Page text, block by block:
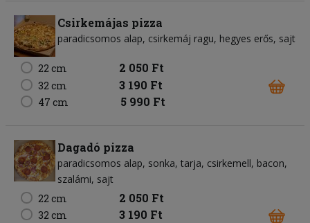
Csirkemájas pizza
paradicsomos alap csirkemáj ragu hegyes erős sajt
22 cm 2 050 Ft
32 cm 3 190 Ft
47 cm 5 990 Ft
Dagadó pizza
paradicsomos alap sonka tarja csirkemell bacon
szalámi sajt
22 cm
2 050 Ft
32 cm 3 190 Ft